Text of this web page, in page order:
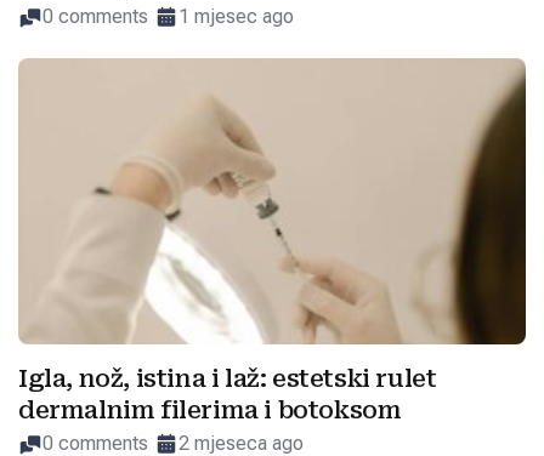
0 comments 1 mjesec ago
Igla, nož, istina i laž: estetski rulet
dermalnim filerima i botoksom
0 comments 2 mjeseca ago